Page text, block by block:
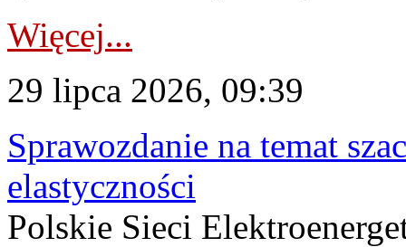
Więcej...
29 lipca 2026, 09:39
Sprawozdanie na temat
elastyczności
Polskie Sieci